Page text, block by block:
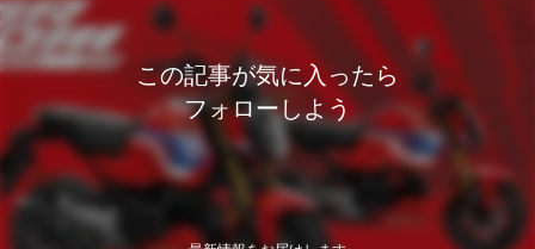
この記事が気に入ったら
フォローしよう